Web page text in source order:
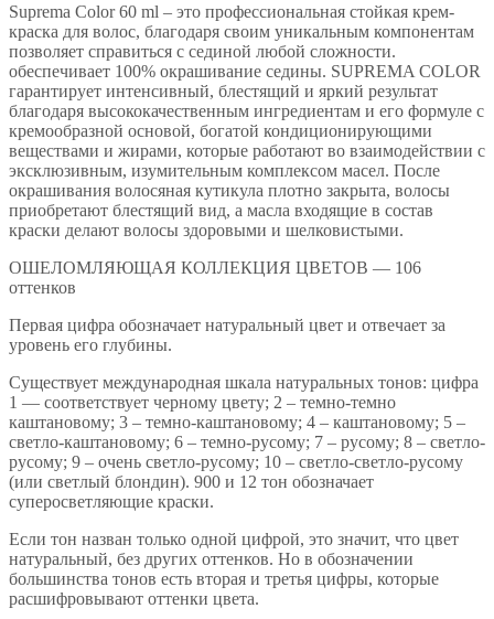
Suprema Color 60 ml – это профессиональная стойкая крем-
краска для волос, благодаря своим уникальным компонентам
позволяет справиться с сединой любой сложности.
обеспечивает 100% окрашивание седины. SUPREMA COLOR
гарантирует интенсивный, блестящий и яркий результат
благодаря высококачественным ингредиентам и его формуле с
кремообразной основой, богатой кондиционирующими
веществами и жирами, которые работают во взаимодействии с
эксклюзивным, изумительным комплексом масел. После
окрашивания волосяная кутикула плотно закрыта, волосы
приобретают блестящий вид, а масла входящие в состав
краски делают волосы здоровыми и шелковистыми.
ОШЕЛОМЛЯЮЩАЯ КОЛЛЕКЦИЯ ЦВЕТОВ — 106
оттенков
Первая цифра обозначает натуральный цвет и отвечает за
уровень его глубины.
Существует международная шкала натуральных тонов: цифра
1 — соответствует черному цвету; 2 – темно-темно
каштановому; 3 – темно-каштановому; 4 – каштановому; 5 –
светло-каштановому; 6 – темно-русому; 7 – русому; 8 – светло-
русому; 9 – очень светло-русому; 10 – светло-светло-русому
(или светлый блондин). 900 и 12 тон обозначает
суперосветляющие краски.
Если тон назван только одной цифрой, это значит, что цвет
натуральный, без других оттенков. Но в обозначении
большинства тонов есть вторая и третья цифры, которые
расшифровывают оттенки цвета.